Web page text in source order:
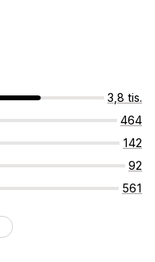
3,8 tis.
464
142
92
561